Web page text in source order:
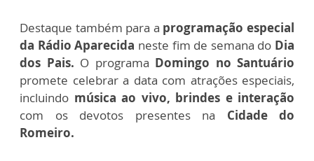
Destaque também para a programação especial
da Rádio Aparecida neste fim de semana do Dia
dos Pais. O programa Domingo no Santuário
promete celebrar a data com atrações especiais,
incluindo música ao vivo, brindes e interação
com os devotos presentes na Cidade do
Romeiro.